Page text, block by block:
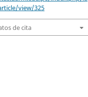
view/325
de cita